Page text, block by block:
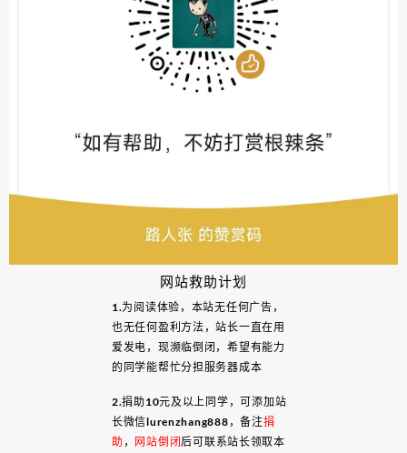
网站救助计划
1.为阅读体验，本站无任何广告，
也无任何盈利方法，站长一直在用
爱发电，现濒临倒闭，希望有能力
的同学能帮忙分担服务器成本
2.捐助10元及以上同学，可添加站
长微信lurenzhang888，备注捐
助 ， 网站倒闭后可联系站长领取本